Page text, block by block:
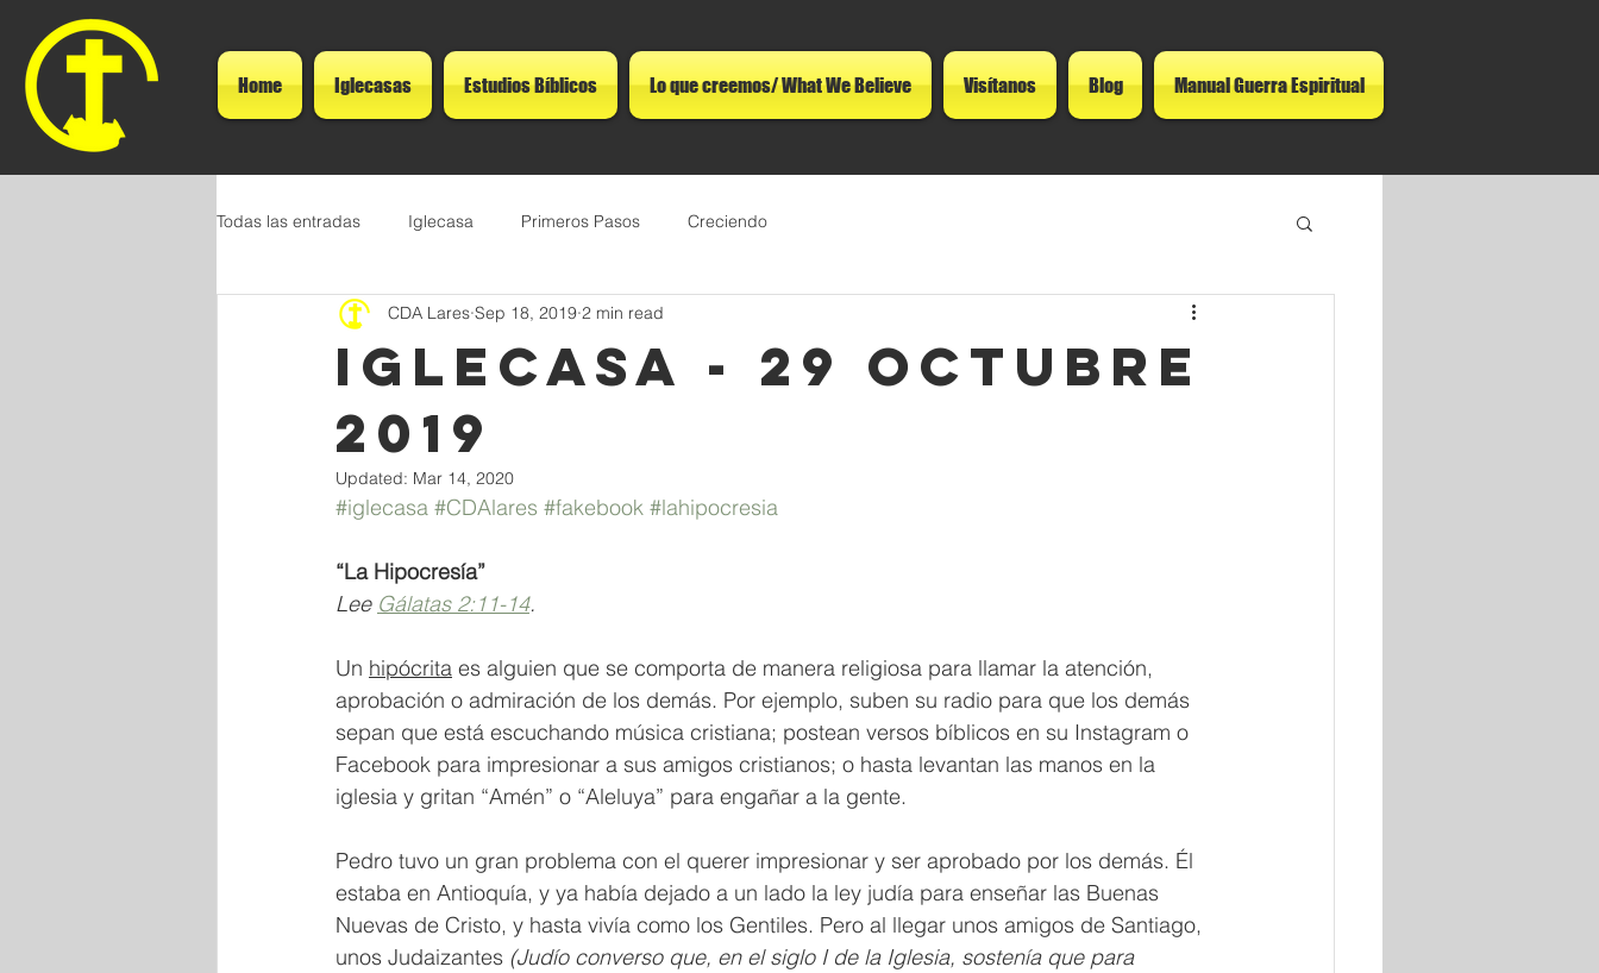
Home Iglecasas Estudios Bíblicos Lo que creemos/ What We Believe Visítanos Blog Manual Guerra Espiritual
Todas las entradas Iglecasa Primeros Pasos Creciendo
IGLECASA - 29 octubre
2019
CDA Lares Sep 18, 2019 2 min read
Updated: Mar 14, 2020
#iglecasa #CDAlares #fakebook #lahipocresia
“La Hipocresía”
Lee Gálatas 2:11-14.
Un hipócrita es alguien que se comporta de manera religiosa para llamar la atención,
aprobación o admiración de los demás. Por ejemplo, suben su radio para que los demás
sepan que está escuchando música cristiana; postean versos bíblicos en su Instagram o
Facebook para impresionar a sus amigos cristianos; o hasta levantan las manos en la
iglesia y gritan “Amén” o “Aleluya” para engañar a la gente.
Pedro tuvo un gran problema con el querer impresionar y ser aprobado por los demás. Él
estaba en Antioquía, y ya había dejado a un lado la ley judía para enseñar las Buenas
Nuevas de Cristo, y hasta vivía como los Gentiles. Pero al llegar unos amigos de Santiago,
unos Judaizantes (Judío converso que, en el siglo I de la Iglesia, sostenía que para